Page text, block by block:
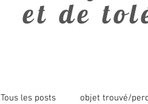
et de
Tous les posts objet trouvé/